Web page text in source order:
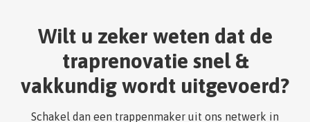
Wilt u zeker weten dat de
traprenovatie snel &
vakkundig wordt uitgevoerd?
Schakel dan een trappenmaker uit ons netwerk in